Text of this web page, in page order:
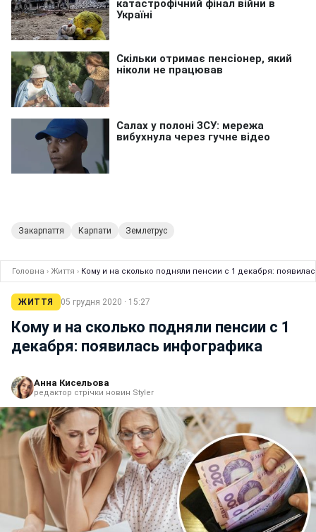
Закарпаття Карпати Землетрус
Головна › Життя › Кому и на сколько подняли пенсии с 1 декабря:
ЖИТТЯ 05 грудня 2020 · 15:27
Кому и на сколько подняли пенсии с 1
декабря: появилась инфографика
Анна Кисельова
редактор стрічки новин Styler